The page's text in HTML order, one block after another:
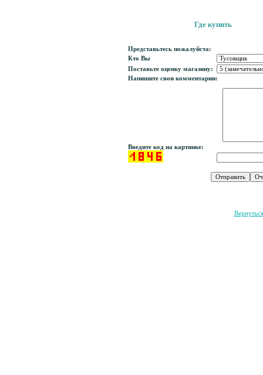
Где купить
Представьтесь пожалуйста:
Кто Вы
Поставьте оценку магазину:
Напишите свои комментарии:
Введите код на картинке:
Вернуться